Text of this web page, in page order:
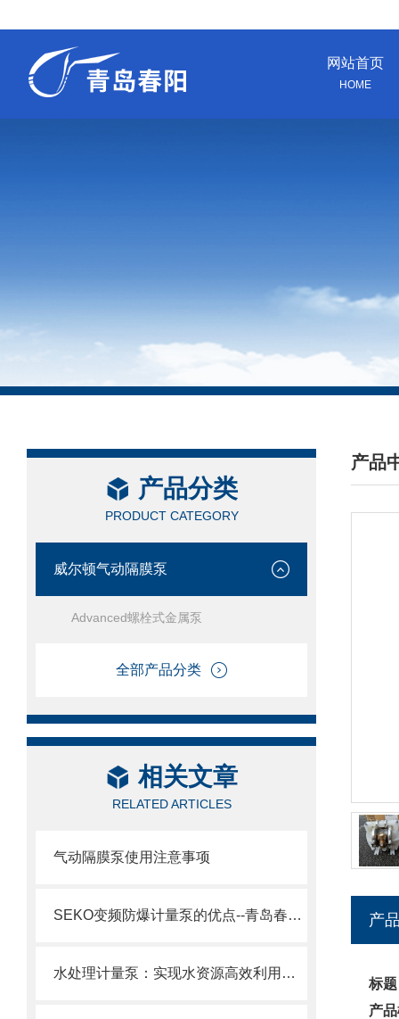
网站首页
HOME
产品分类
PRODUCT CATEGORY
威尔顿气动隔膜泵
Advanced螺栓式金属泵
全部产品分类
相关文章
RELATED ARTICLES
气动隔膜泵使用注意事项
SEKO变频防爆计量泵的优点--青岛春阳电子有限公司
水处理计量泵：实现水资源高效利用的重要工具
产品
/
产
标
产